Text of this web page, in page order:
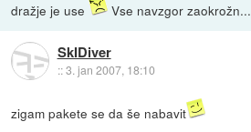
dražje je use
Vse navzgor zaokrožn...
SkIDiver
::3. jan 2007, 18:10
zigam pakete se da še nabavit